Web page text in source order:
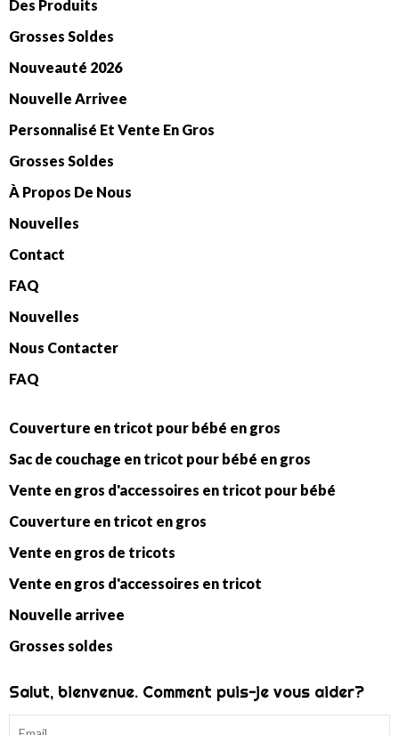
Des Produits
Grosses Soldes
Nouveauté 2026
Nouvelle Arrivee
Personnalisé Et Vente En Gros
Grosses Soldes
À Propos De Nous
Nouvelles
Contact
FAQ
Nouvelles
Nous Contacter
FAQ
Couverture en tricot pour bébé en gros
Sac de couchage en tricot pour bébé en gros
Vente en gros d'accessoires en tricot pour bébé
Couverture en tricot en gros
Vente en gros de tricots
Vente en gros d'accessoires en tricot
Nouvelle arrivee
Grosses soldes
Salut, bienvenue. Comment puis-je vous aider?